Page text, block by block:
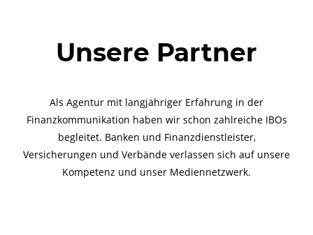
Unsere Partner
Als Agentur mit langjähriger Erfahrung in der
Finanzkommunikation haben wir schon zahlreiche IBOs
begleitet. Banken und Finanzdienstleister,
Versicherungen und Verbände verlassen sich auf unsere
Kompetenz und unser Mediennetzwerk.